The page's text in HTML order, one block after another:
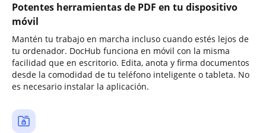
Potentes herramientas de PDF en tu dispositivo
móvil
Mantén tu trabajo en marcha incluso cuando estés lejos de
tu ordenador. DocHub funciona en móvil con la misma
facilidad que en escritorio. Edita, anota y firma documentos
desde la comodidad de tu teléfono inteligente o tableta. No
es necesario instalar la aplicación.